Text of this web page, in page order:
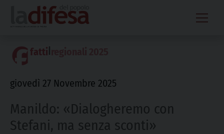
content
fatti
giovedì 27 Novembre 2025
Manildo: «Dialogheremo con
Stefani, ma senza sconti»